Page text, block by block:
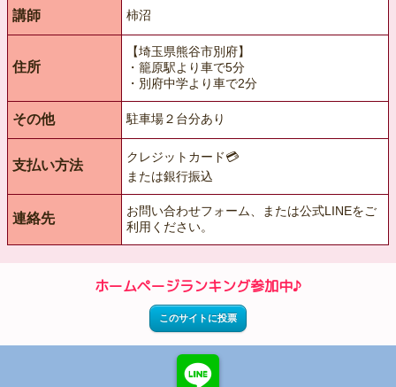
講師 柿沼
住所
【埼玉県熊谷市別府】
・籠原駅より車で5分
・別府中学より車で2分
その他 駐車場２台分あり
支払い方法
クレジットカード💳
または銀行振込
連絡先
お問い合わせフォーム、または公式LINEをご
利用ください。
ホームページランキング参加中♪
このサイトに投票